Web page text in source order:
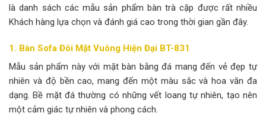
là danh sách các mẫu sản phẩm bàn trà cặp được rất nhiều
Khách hàng lựa chọn và đánh giá cao trong thời gian gần đây.
1. Bàn Sofa Đôi Mặt Vuông Hiện Đại BT-831
Mẫu sản phẩm này với mặt bàn bằng đá mang đến vẻ đẹp tự
nhiên và độ bền cao, mang đến một màu sắc và hoa văn đa
dạng. Bề mặt đá thường có những vết loang tự nhiên, tạo nên
một cảm giác tự nhiên và phong cách.